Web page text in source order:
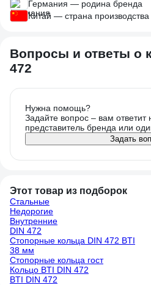
Германия — родина бренда
Китай — страна производства
Вопросы и ответы о
472
Нужна помощь?
Задайте вопрос – вам ответит
представитель бренда или
Задать
Этот товар из подборок
Стальные
Недорогие
Внутренние
DIN 472
Стопорные кольца DIN 472 BTI
38 мм
Стопорные кольца гост
Кольцо BTI DIN 472
BTI DIN 472